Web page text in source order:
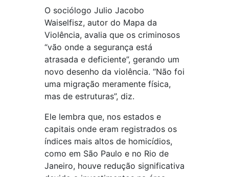
O sociólogo Julio Jacobo
Waiselfisz, autor do Mapa da
Violência, avalia que os criminosos
“vão onde a segurança está
atrasada e deficiente”, gerando um
novo desenho da violência. “Não foi
uma migração meramente física,
mas de estruturas”, diz.
Ele lembra que, nos estados e
capitais onde eram registrados os
índices mais altos de homicídios,
como em São Paulo e no Rio de
Janeiro, houve redução significativa